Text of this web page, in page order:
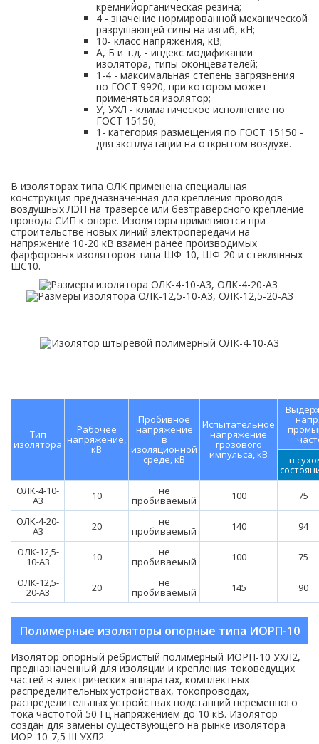
кремнийорганическая резина;
4 - значение нормированной механической
разрушающей силы на изгиб, кН;
10- класс напряжения, кВ;
А, Б и т.д. - индекс модификации
изолятора, типы оконцевателей;
1-4 - максимальная степень загрязнения
по ГОСТ 9920, при котором может
применяться изолятор;
У, УХЛ - климатическое исполнение по
ГОСТ 15150;
1- категория размещения по ГОСТ 15150 -
для эксплуатации на открытом воздухе.
В изоляторах типа ОЛК применена специальная
конструкция предназначенная для крепления проводов
воздушных ЛЭП на траверсе или безтраверсного крепление
провода СИП к опоре. Изоляторы применяются при
строительстве новых линий электропередачи на
напряжение 10-20 кВ взамен ранее производимых
фарфоровых изоляторов типа ШФ-10, ШФ-20 и стеклянных
ШС10.
Тип
изолятора
Рабочее
напряжение,
кВ
Пробивное
напряжение
в
изоляционной
среде, кВ
Испытательное
напряжение
грозового
импульса, кВ
- в
ОЛК-4-10-
А3 10 не
пробиваемый 100
75
ОЛК-4-20-
А3 20 не
пробиваемый 140
94
ОЛК-12,5-
10-А3 10 не
пробиваемый 100
75
ОЛК-12,5-
20-А3 20 не
пробиваемый 145 90
Полимерные изоляторы опорные типа ИОРП-10
Изолятор опорный ребристый полимерный ИОРП-10 УХЛ2,
предназначенный для изоляции и крепления токоведущих
частей в электрических аппаратах, комплектных
распределительных устройствах, токопроводах,
распределительных устройствах подстанций переменного
тока частотой 50 Гц напряжением до 10 кВ. Изолятор
создан для замены существующего на рынке изолятора
ИОР-10-7,5 III УХЛ2.